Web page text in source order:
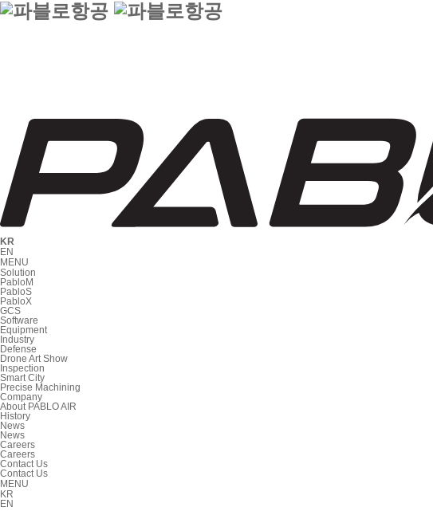
KR
EN
MENU
Solution
PabloM
PabloS
PabloX
GCS
Software
Equipment
Industry
Defense
Drone Art Show
Inspection
Smart City
Precise Machining
Company
About PABLO AIR
History
News
News
Careers
Careers
Contact Us
Contact Us
MENU
KR
EN